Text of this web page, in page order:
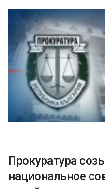
Прокуратура
национальное